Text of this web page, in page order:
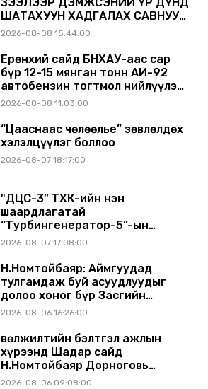
ШАТАХУУН ХАДГАЛАХ САВНУУД
ЭХНЭЭСЭЭ АШИГЛАЛТАД ОРЖ
2026-08-08 15:44:00
Ерөнхий сайд БНХАУ-аас сар
бүр 12-15 мянган тонн АИ-92
автобензин тогтмол нийлүүлэх
хүсэлт тавилаа
2026-08-08 11:03:00
“Цааснаас чөлөөлье” зөвлөлдөх
хэлэлцүүлэг боллоо
2026-08-07 18:17:00
"ДЦС-3” ТӨХК-ийн нэн
шаардлагатай
“Турбингенератор-5”-ын
шинэчлэлийн төсвийг
2026-08-07 17:08:00
Н.Номтойбаяр: Аймгуудад
тулгамдаж буй асуудлуудыг
долоо хоног бүр Засгийн
газрын хуралдаанд
2026-08-06 16:26:00
Өвөлжилтийн бэлтгэл ажлын
хүрээнд Шадар сайд
Н.Номтойбаяр Дорноговь
аймагт ажиллав
2026-08-06 09:08:00